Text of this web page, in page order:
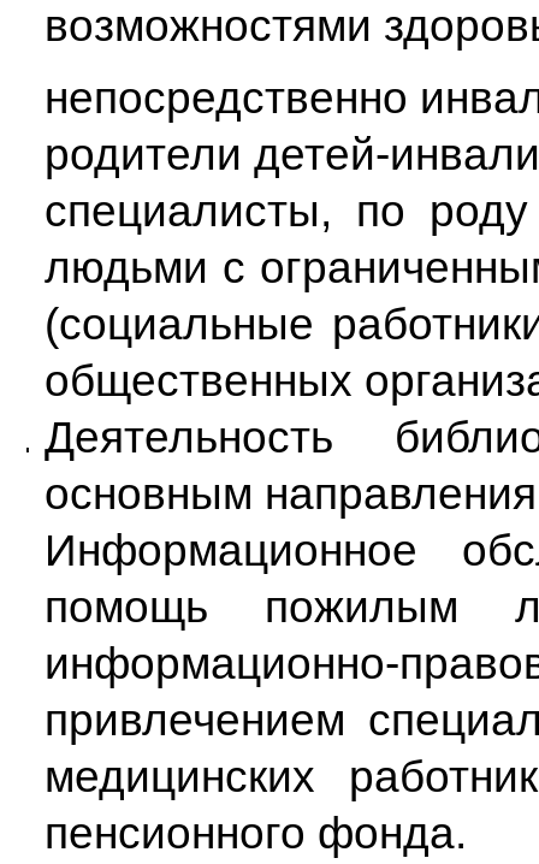
возможностями
непосредственно
родители детей-
специалисты, по
людьми с
(социальные
общественных
Деятельность
основным
Информационное
помощь пожилым
информационно-
привлечением
медицинских
пенсионного фонда.